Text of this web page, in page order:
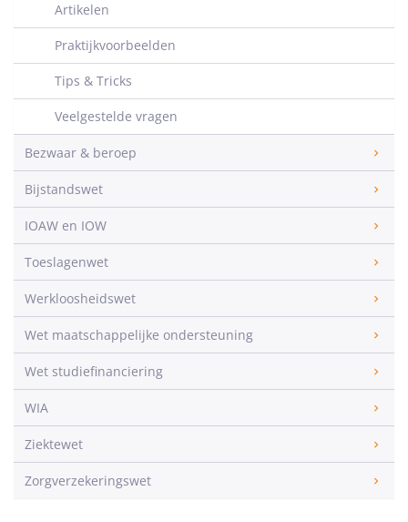
Artikelen
Praktijkvoorbeelden
Tips & Tricks
Veelgestelde vragen
Bezwaar & beroep
Bijstandswet
IOAW en IOW
Toeslagenwet
Werkloosheidswet
Wet maatschappelijke ondersteuning
Wet studiefinanciering
WIA
Ziektewet
Zorgverzekeringswet